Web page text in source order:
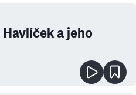
a jeho